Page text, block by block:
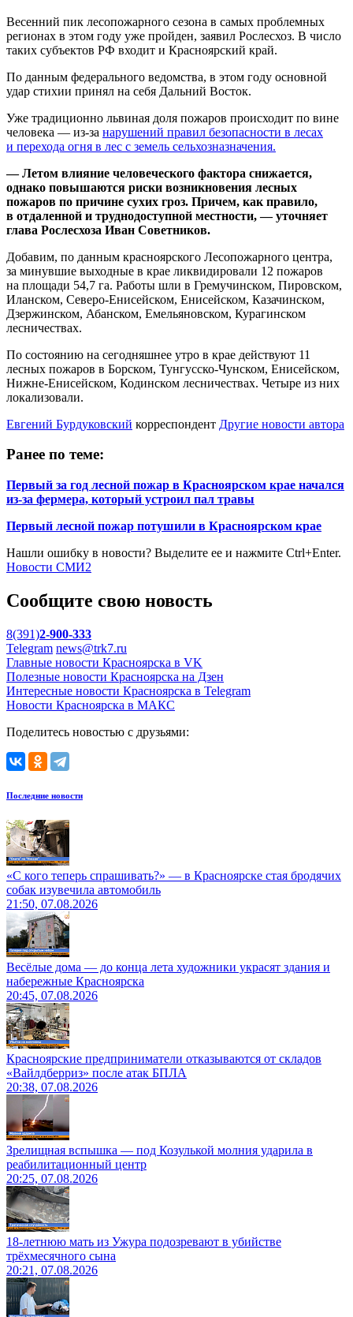
Весенний пик лесопожарного сезона в самых проблемных
регионах в этом году уже пройден, заявил Рослесхоз. В число
таких субъектов РФ входит и Красноярский край.
По данным федерального ведомства, в этом году основной
удар стихии принял на себя Дальний Восток.
Уже традиционно львиная доля пожаров происходит по вине
человека — из-за нарушений правил безопасности в лесах
и перехода огня в лес с земель сельхозназначения.
— Летом влияние человеческого фактора снижается,
однако повышаются риски возникновения лесных
пожаров по причине сухих гроз. Причем, как правило,
в отдаленной и труднодоступной местности, — уточняет
глава Рослесхоза Иван Советников.
Добавим, по данным красноярского Лесопожарного центра,
за минувшие выходные в крае ликвидировали 12 пожаров
на площади 54,7 га. Работы шли в Гремучинском, Пировском,
Иланском, Северо-Енисейском, Енисейском, Казачинском,
Дзержинском, Абанском, Емельяновском, Курагинском
лесничествах.
По состоянию на сегодняшнее утро в крае действуют 11
лесных пожаров в Борском, Тунгусско-Чунском, Енисейском,
Нижне-Енисейском, Кодинском лесничествах. Четыре из них
локализовали.
Евгений Бурдуковский корреспондент Другие новости автора
Ранее по теме:
Первый за год лесной пожар в Красноярском крае начался
из-за фермера, который устроил пал травы
Первый лесной пожар потушили в Красноярском крае
Нашли ошибку в новости? Выделите ее и нажмите Ctrl+Enter.
Новости СМИ2
Сообщите свою новость
8(391)2-900-333
Telegram news@trk7.ru
Главные новости Красноярска в VK
Полезные новости Красноярска на Дзен
Интересные новости Красноярска в Telegram
Новости Красноярска в МАКС
Поделитесь новостью с друзьями:
Последние новости
«С кого теперь спрашивать?» — в Красноярске стая бродячих
собак изувечила автомобиль
21:50, 07.08.2026
Весёлые дома — до конца лета художники украсят здания и
набережные Красноярска
20:45, 07.08.2026
Красноярские предприниматели отказываются от складов
«Вайлдберриз» после атак БПЛА
20:38, 07.08.2026
Зрелищная вспышка — под Козулькой молния ударила в
реабилитационный центр
20:25, 07.08.2026
18-летнюю мать из Ужура подозревают в убийстве
трёхмесячного сына
20:21, 07.08.2026